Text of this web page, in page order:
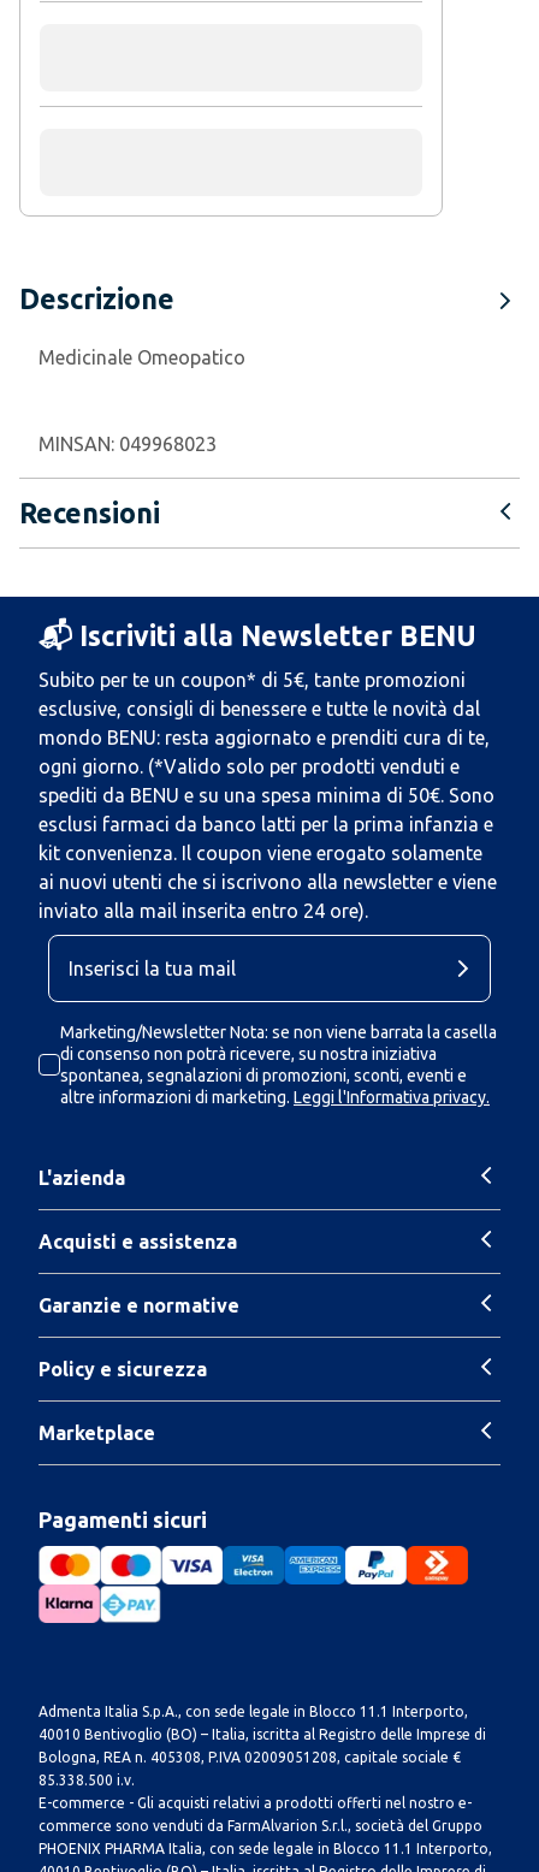
Descrizione
Medicinale Omeopatico
MINSAN: 049968023
Recensioni
📬 Iscriviti alla Newsletter BENU
Subito per te un coupon* di 5€, tante promozioni
esclusive, consigli di benessere e tutte le novità dal
mondo BENU: resta aggiornato e prenditi cura di te,
ogni giorno. (*Valido solo per prodotti venduti e
spediti da BENU e su una spesa minima di 50€. Sono
esclusi farmaci da banco latti per la prima infanzia e
kit convenienza. Il coupon viene erogato solamente
ai nuovi utenti che si iscrivono alla newsletter e viene
inviato alla mail inserita entro 24 ore).
Marketing/Newsletter Nota: se non viene barrata la casella
di consenso non potrà ricevere, su nostra iniziativa
spontanea, segnalazioni di promozioni, sconti, eventi e
altre informazioni di marketing. Leggi l'Informativa privacy.
L'azienda
Acquisti e assistenza
Garanzie e normative
Policy e sicurezza
Marketplace
Pagamenti sicuri
Admenta Italia S.p.A., con sede legale in Blocco 11.1 Interporto,
40010 Bentivoglio (BO) – Italia, iscritta al Registro delle Imprese di
Bologna, REA n. 405308, P.IVA 02009051208, capitale sociale €
85.338.500 i.v.
E-commerce - Gli acquisti relativi a prodotti offerti nel nostro e-
commerce sono venduti da FarmAlvarion S.r.l., società del Gruppo
PHOENIX PHARMA Italia, con sede legale in Blocco 11.1 Interporto,